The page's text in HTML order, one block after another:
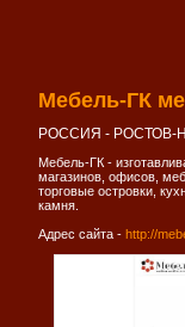
Мебель-ГК
РОССИЯ - РОСТОВ-
Мебель-ГК -
магазинов, офисов,
торговые островки,
камня.
Адрес сайта - http://